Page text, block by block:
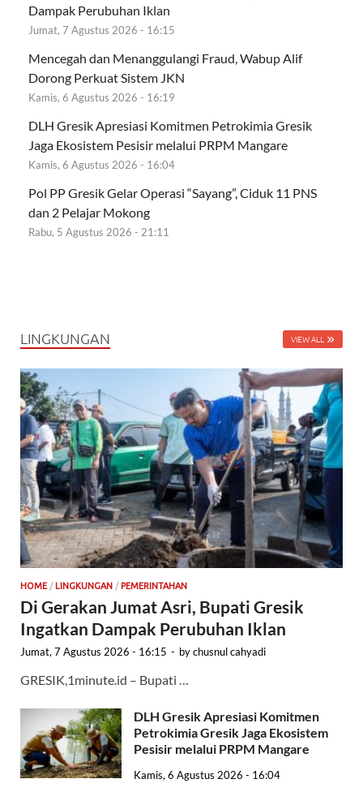
Dampak Perubuhan Iklan
Jumat, 7 Agustus 2026 - 16:15
Mencegah dan Menanggulangi Fraud, Wabup Alif
Dorong Perkuat Sistem JKN
Kamis, 6 Agustus 2026 - 16:19
DLH Gresik Apresiasi Komitmen Petrokimia Gresik
Jaga Ekosistem Pesisir melalui PRPM Mangare
Kamis, 6 Agustus 2026 - 16:04
Pol PP Gresik Gelar Operasi “Sayang”, Ciduk 11 PNS
dan 2 Pelajar Mokong
Rabu, 5 Agustus 2026 - 21:11
LINGKUNGAN VIEW ALL
HOME / LINGKUNGAN / PEMERINTAHAN
Di Gerakan Jumat Asri, Bupati Gresik
Ingatkan Dampak Perubuhan Iklan
Jumat, 7 Agustus 2026 - 16:15 - bychusnul cahyadi
GRESIK,1minute.id – Bupati …
DLH Gresik Apresiasi Komitmen
Petrokimia Gresik Jaga Ekosistem
Pesisir melalui PRPM Mangare
Kamis, 6 Agustus 2026 - 16:04